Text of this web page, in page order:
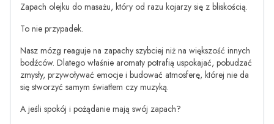
Zapach olejku do masażu, który od razu kojarzy się z bliskością.
To nie przypadek.
Nasz mózg reaguje na zapachy szybciej niż na większość innych
bodźców. Dlatego właśnie aromaty potrafią uspokajać, pobudzać
zmysły, przywoływać emocje i budować atmosferę, której nie da
się stworzyć samym światłem czy muzyką.
A jeśli spokój i pożądanie mają swój zapach?